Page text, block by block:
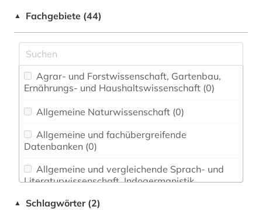
▲ Fachgebiete (44)
Ernährungs- und Haushaltswissenschaft (0)
Allgemeine Naturwissenschaft (0)
Datenbanken (0)
Literaturwissenschaft. Indogermanistik.
▲ Schlagwörter (2)